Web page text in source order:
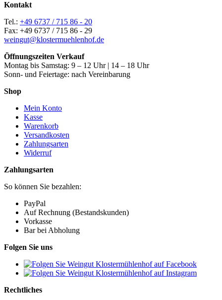
Kontakt
Tel.: +49 6737 / 715 86 - 20
Fax: +49 6737 / 715 86 - 29
weingut@klostermuehlenhof.de
Öffnungszeiten Verkauf
Montag bis Samstag: 9 – 12 Uhr | 14 – 18 Uhr
Sonn- und Feiertage: nach Vereinbarung
Shop
Mein Konto
Kasse
Warenkorb
Versandkosten
Zahlungsarten
Widerruf
Zahlungsarten
So können Sie bezahlen:
PayPal
Auf Rechnung (Bestandskunden)
Vorkasse
Bar bei Abholung
Folgen Sie uns
Rechtliches